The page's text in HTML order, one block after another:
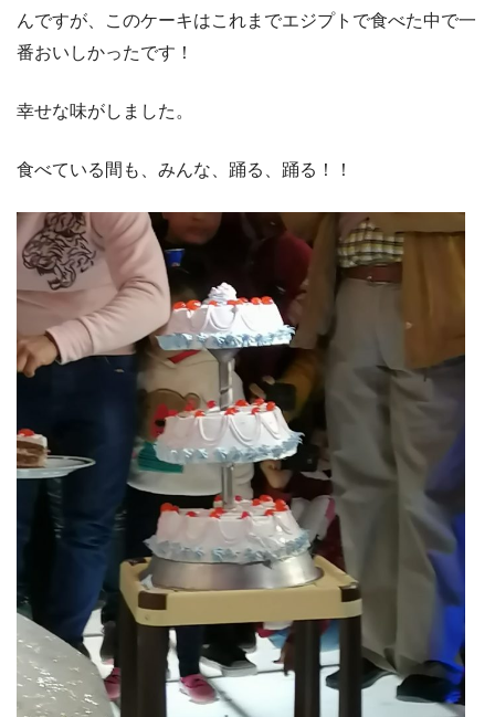
んですが、このケーキはこれまでエジプトで食べた中で一
番おいしかったです！
幸せな味がしました。
食べている間も、みんな、踊る、踊る！！